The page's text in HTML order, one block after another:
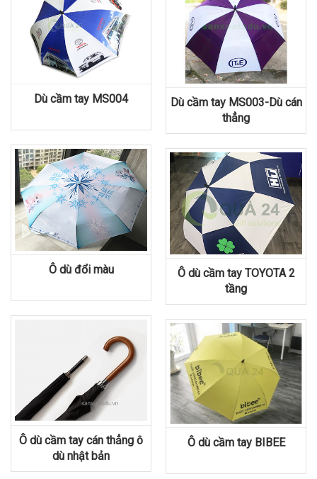
Dù cầm tay MS004
Dù cầm tay MS003-Dù cán
thẳng
Ô dù đổi màu
Ô dù cầm tay TOYOTA 2
tầng
Ô dù cầm tay cán thẳng ô
dù nhật bản
Ô dù cầm tay BIBEE